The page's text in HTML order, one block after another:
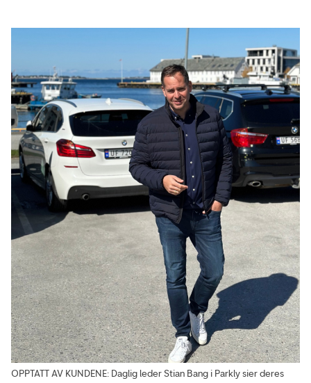
OPPTATT AV KUNDENE: Daglig leder Stian Bang i Parkly sier deres